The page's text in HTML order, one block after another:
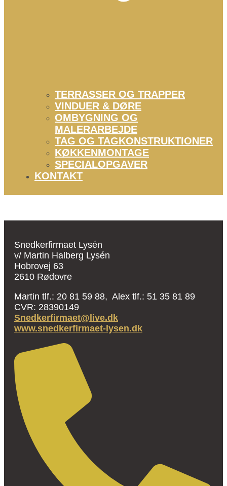
TERRASSER OG TRAPPER
VINDUER & DØRE
OMBYGNING OG
MALERARBEJDE
TAG OG TAGKONSTRUKTIONER
KØKKENMONTAGE
SPECIALOPGAVER
KONTAKT
Snedkerfirmaet Lysén
v/ Martin Halberg Lysén
Hobrovej 63
2610 Rødovre
Martin tlf.: 20 81 59 88, Alex tlf.: 51 35 81 89
CVR: 28390149
Snedkerfirmaet@live.dk
www.snedkerfirmaet-lysen.dk